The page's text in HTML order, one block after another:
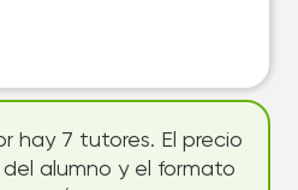
hay 7 tutores. El precio
alumno y el formato